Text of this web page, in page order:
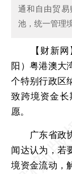
通和自由贸
池，统一管理
【财新
阳）粤港澳大
个特别行政区
致跨境资金
愿。
广东省政协
闻达认为，若
境资金流动，